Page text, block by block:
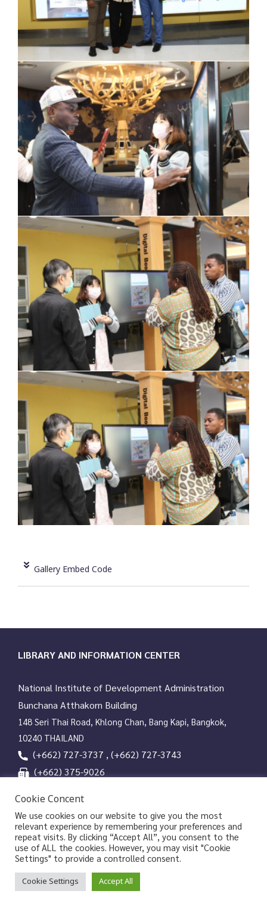
Gallery Embed Code
LIBRARY AND INFORMATION CENTER
National Institute of Development Administration
Bunchana Atthakorn Building
148 Seri Thai Road, Khlong Chan, Bang Kapi, Bangkok,
10240 THAILAND
(+662) 727-3737 , (+662) 727-3743
(+662) 375-9026
Line OA
Copyrights © 2026 Library and Information Center, NIDA
Cookie Concent
We use cookies on our website to give you the most
relevant experience by remembering your preferences and
repeat visits. By clicking “Accept All”, you consent to the
use of ALL the cookies. However, you may visit "Cookie
Settings" to provide a controlled consent.
Cookie Settings Accept All